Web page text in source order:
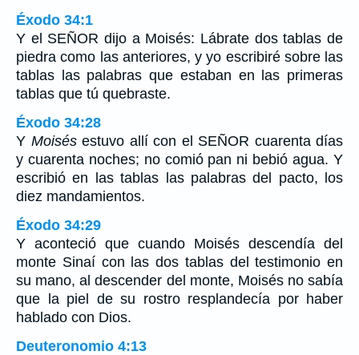
Éxodo 34:1
Y el SEÑOR dijo a Moisés: Lábrate dos tablas de
piedra como las anteriores, y yo escribiré sobre las
tablas las palabras que estaban en las primeras
tablas que tú quebraste.
Éxodo 34:28
Y Moisésestuvo allí con el SEÑOR cuarenta días
y cuarenta noches; no comió pan ni bebió agua. Y
escribió en las tablas las palabras del pacto, los
diez mandamientos.
Éxodo 34:29
Y aconteció que cuando Moisés descendía del
monte Sinaí con las dos tablas del testimonio en
su mano, al descender del monte, Moisés no sabía
que la piel de su rostro resplandecía por haber
hablado con Dios.
Deuteronomio 4:13